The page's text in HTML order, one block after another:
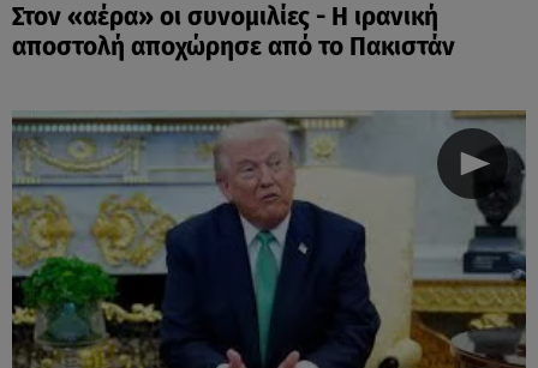
Στον «αέρα» οι συνομιλίες - Η ιρανική
αποστολή αποχώρησε από το Πακιστάν